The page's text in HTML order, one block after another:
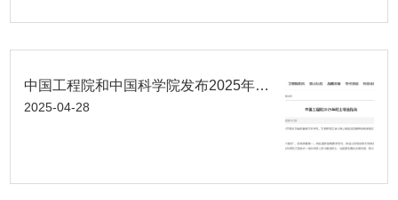
中国工程院和中国科学院发布2025年院士增选指南
2025-04-28